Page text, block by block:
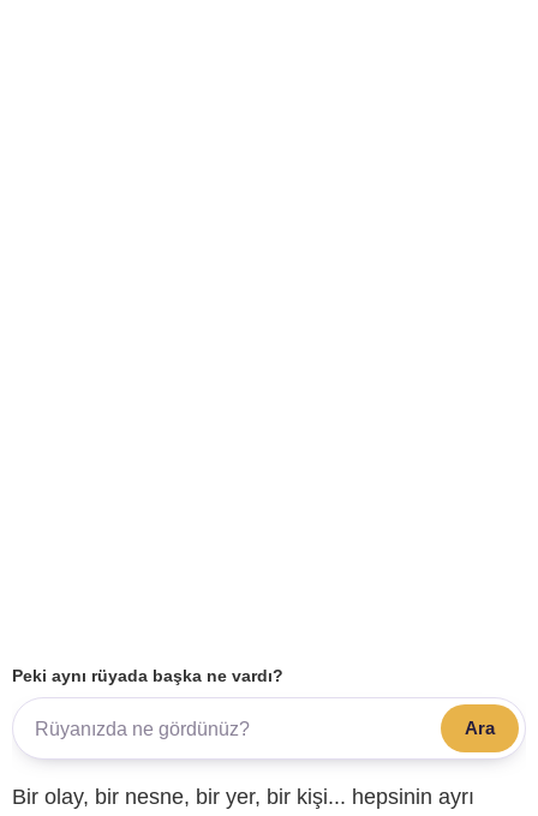
Peki aynı rüyada başka ne vardı?
Ara
Bir olay, bir nesne, bir yer, bir kişi... hepsinin ayrı